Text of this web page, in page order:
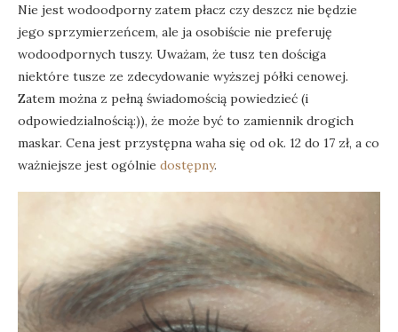
Nie jest wodoodporny zatem płacz czy deszcz nie będzie
jego sprzymierzeńcem, ale ja osobiście nie preferuję
wodoodpornych tuszy. Uważam, że tusz ten dościga
niektóre tusze ze zdecydowanie wyższej półki cenowej.
Zatem można z pełną świadomością powiedzieć (i
odpowiedzialnością:)), że może być to zamiennik drogich
maskar. Cena jest przystępna waha się od ok. 12 do 17 zł, a co
ważniejsze jest ogólnie dostępny.